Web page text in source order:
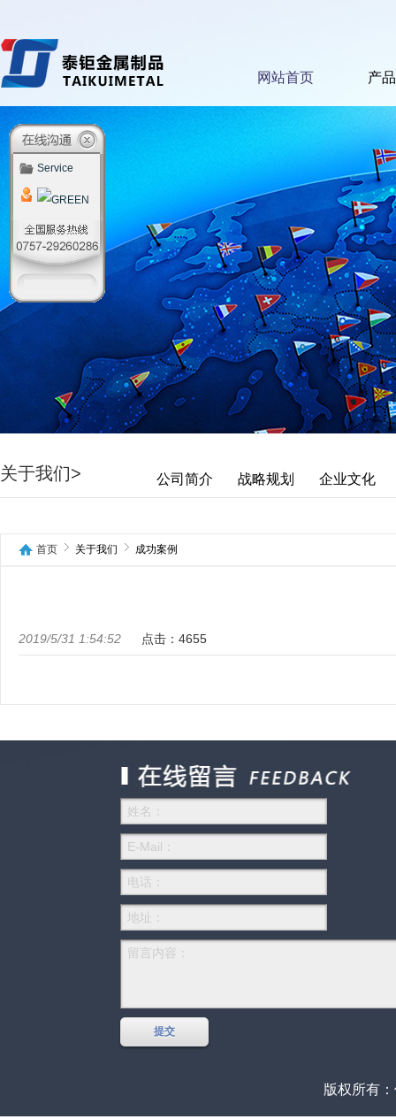
Service
网站首页 产
关于我们> 公司简介 战略规划 企业文化
首页 关于我们 成功案例
2019/5/31 1:54:52 点击：4655
版权所有